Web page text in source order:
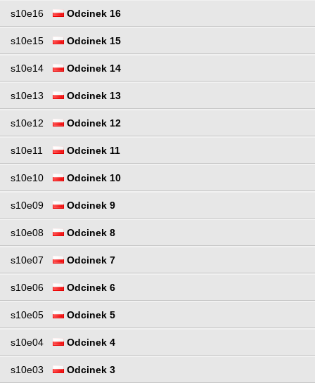
s10e16 Odcinek 16
s10e15 Odcinek 15
s10e14 Odcinek 14
s10e13 Odcinek 13
s10e12 Odcinek 12
s10e11 Odcinek 11
s10e10 Odcinek 10
s10e09 Odcinek 9
s10e08 Odcinek 8
s10e07 Odcinek 7
s10e06 Odcinek 6
s10e05 Odcinek 5
s10e04 Odcinek 4
s10e03 Odcinek 3